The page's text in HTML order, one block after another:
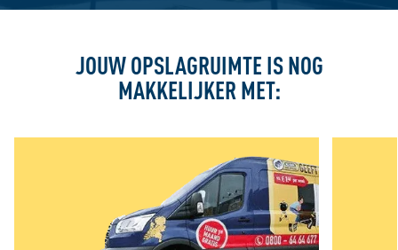
JOUW OPSLAGRUIMTE IS NOG
MAKKELIJKER MET: